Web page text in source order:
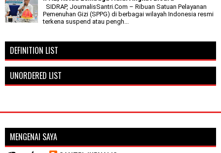
SIDRAP, JournalisSantri.Com – Ribuan Satuan Pelayanan
Pemenuhan Gizi (SPPG) di berbagai wilayah Indonesia resmi
terkena suspend atau pengh...
DEFINITION LIST
UNORDERED LIST
MENGENAI SAYA